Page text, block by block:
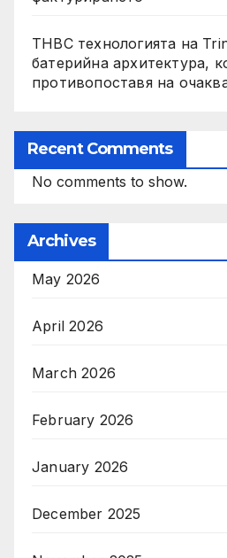
THBC технологията на
батерийна архитектура,
противопоставя на
Recent Comments
No comments to show.
Archives
May 2026
April 2026
March 2026
February 2026
January 2026
December 2025